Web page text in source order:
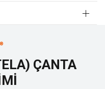
ÇANTA